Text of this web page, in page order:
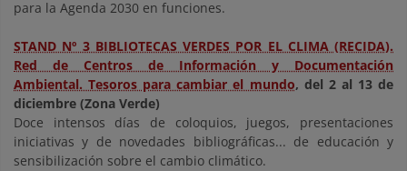
para la Agenda 2030 en funciones.
STAND Nº 3 BIBLIOTECAS VERDES POR EL CLIMA (RECIDA).
Red de Centros de Información y Documentación
Ambiental. Tesoros para cambiar el mundo, del 2 al 13 de
diciembre (Zona Verde)
Doce intensos días de coloquios, juegos, presentaciones
iniciativas y de novedades bibliográficas... de educación y
sensibilización sobre el cambio climático.